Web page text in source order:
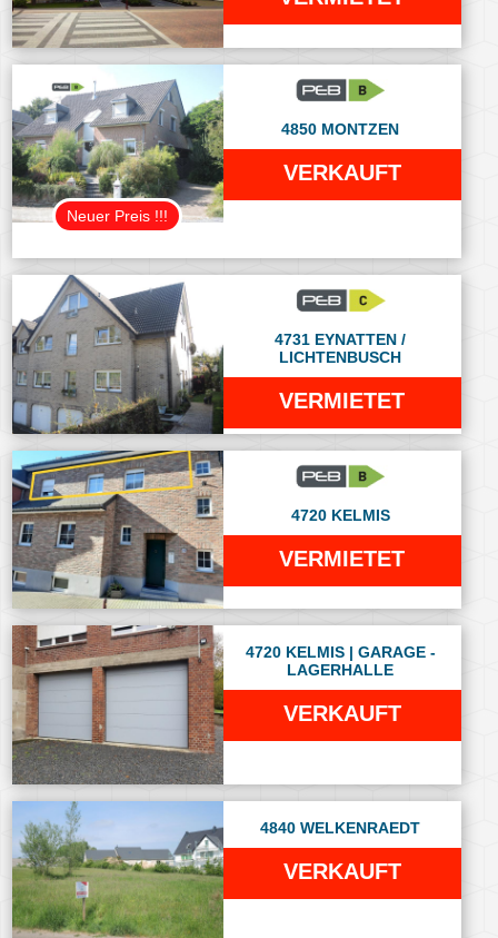
Neuer Preis !!!
4850 MONTZEN
VERKAUFT
4731 EYNATTEN /
LICHTENBUSCH
VERMIETET
4720 KELMIS
VERMIETET
4720 KELMIS | GARAGE -
LAGERHALLE
VERKAUFT
4840 WELKENRAEDT
VERKAUFT